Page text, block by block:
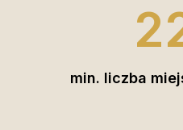
min. liczba